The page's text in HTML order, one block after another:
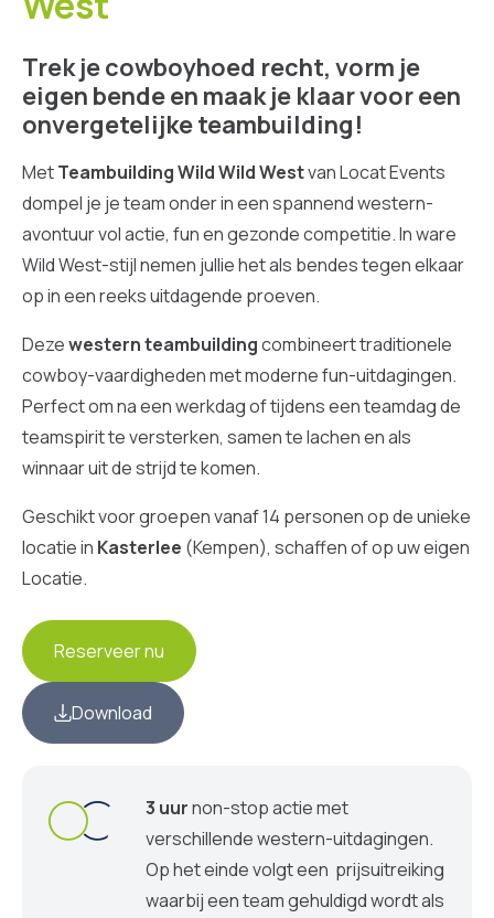
Trek je cowboyhoed recht, vorm je
eigen bende en maak je klaar voor een
onvergetelijke teambuilding!
MetTeambuilding Wild Wild Westvan Locat Events
dompel je je team onder in een spannend western-
avontuur vol actie, fun en gezonde competitie. In ware
Wild West-stijl nemen jullie het als bendes tegen elkaar
op in een reeks uitdagende proeven.
Dezewestern teambuildingcombineert traditionele
cowboy-vaardigheden met moderne fun-uitdagingen.
Perfect om na een werkdag of tijdens een teamdag de
teamspirit te versterken, samen te lachen en als
winnaar uit de strijd te komen.
Geschikt voor groepen vanaf 14 personen op de unieke
locatie in Kasterlee (Kempen), schaffen of op uw eigen
Locatie.
Reserveer nu
Download
3 uurnon-stop actie met
verschillende western-uitdagingen.
Op het einde volgt een prijsuitreiking
waarbij een team gehuldigd wordt als